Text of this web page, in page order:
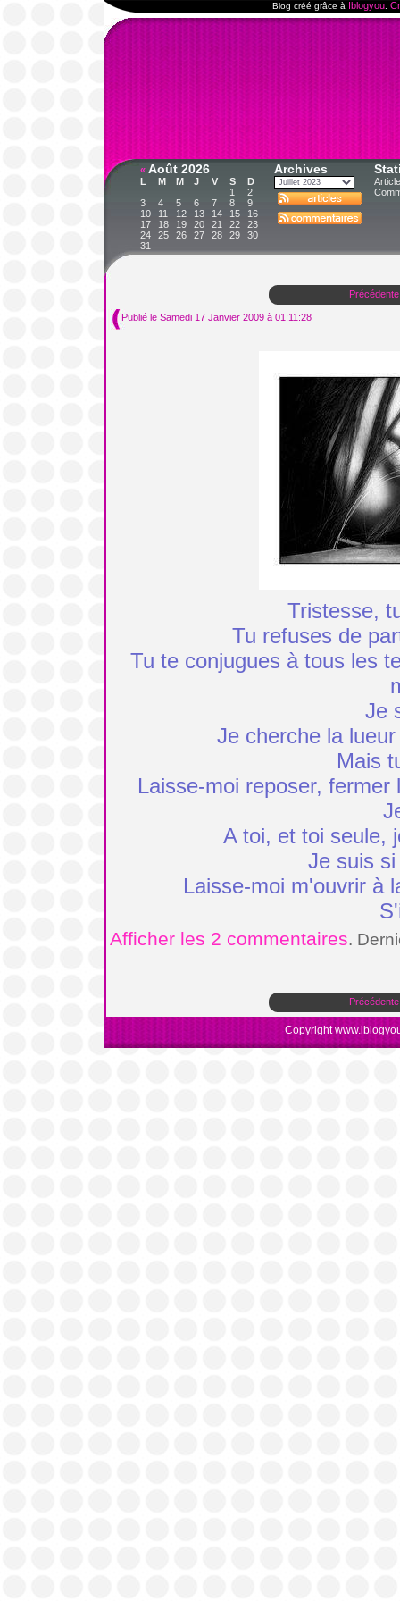
Blog créé grâce à Iblogyou
« Août 2026
L M M J V S
D
1
2
3
4 5 6 7 8
9
10
11 12 13 14 15
16
17
18 19 20 21 22
23
24
25 26 27 28 29
30
31
Archives
Précédente
Publié le Samedi 17 Janvier 2009 à 01:11:28
Tristesse,
Tu refuses de
Tu te conjugues à tous les
Je
Je cherche la
Mais
Laisse-moi reposer,
A toi, et toi seule,
Je suis
Laisse-moi m'ouvrir à
Afficher les 2 commentaires.
Précédente
Copyright